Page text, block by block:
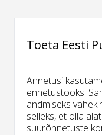
Toeta Eesti
Annetusi
ennetustööks.
andmiseks
selleks, et olla
suurõnnetuste